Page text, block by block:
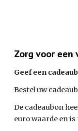
Zorg voor een
Geef een
Bestel uw
De cadeaubon
euro waarde en